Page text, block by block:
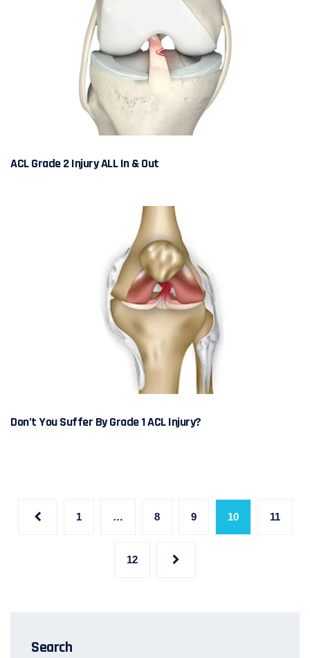
ACL Grade 2 Injury ALL In & Out
Don’t You Suffer By Grade 1 ACL Injury?
1 … 8 9 10 11
12
Search